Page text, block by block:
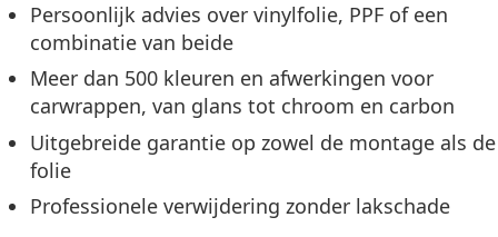
Persoonlijk advies over vinylfolie, PPF of een
combinatie van beide
Meer dan 500 kleuren en afwerkingen voor
carwrappen, van glans tot chroom en carbon
Uitgebreide garantie op zowel de montage als de
folie
Professionele verwijdering zonder lakschade